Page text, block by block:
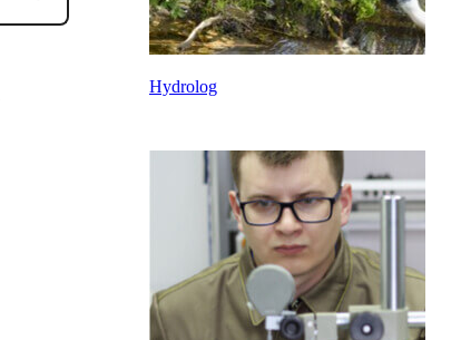
Hydrolog